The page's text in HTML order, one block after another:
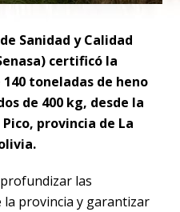
Sanidad y Calidad
certificó la
toneladas de heno
de 400 kg, desde la
provincia de La
las
la provincia y garantizar